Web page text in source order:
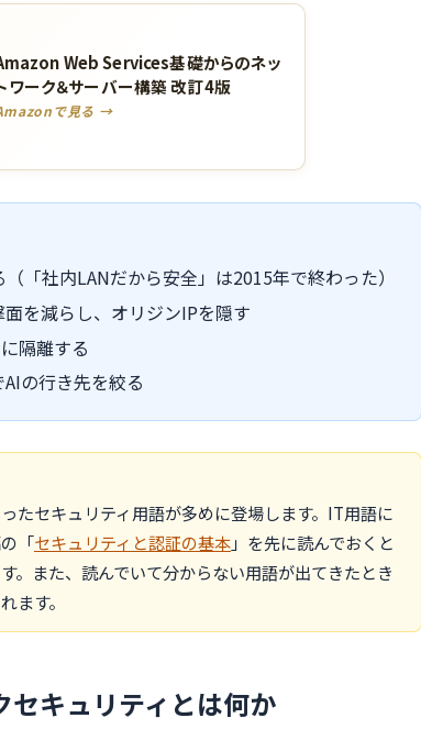
Web Services基礎からのネッ
ワーク＆サーバー構築 改訂4版
で見る →
「社内LANだから安全」は2015年で終わった）
を減らし、オリジンIPを隠す
隔離する
の行き先を絞る
たセキュリティ用語が多めに登場します。IT用語に
「セキュリティと認証の基本」を先に読んでおくと
。また、読んでいて分からない用語が出てきたとき
ます。
セキュリティとは何か